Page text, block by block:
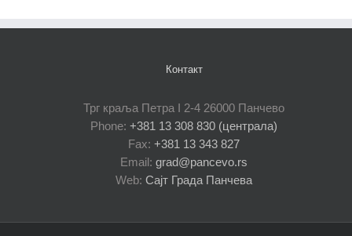
Контакт
Трг краља Петра I 2-4 26000 Панчево
Phone: +381 13 308 830 (централа)
Fax: +381 13 343 827
Email: grad@pancevo.rs
Web: Сајт Града Панчева